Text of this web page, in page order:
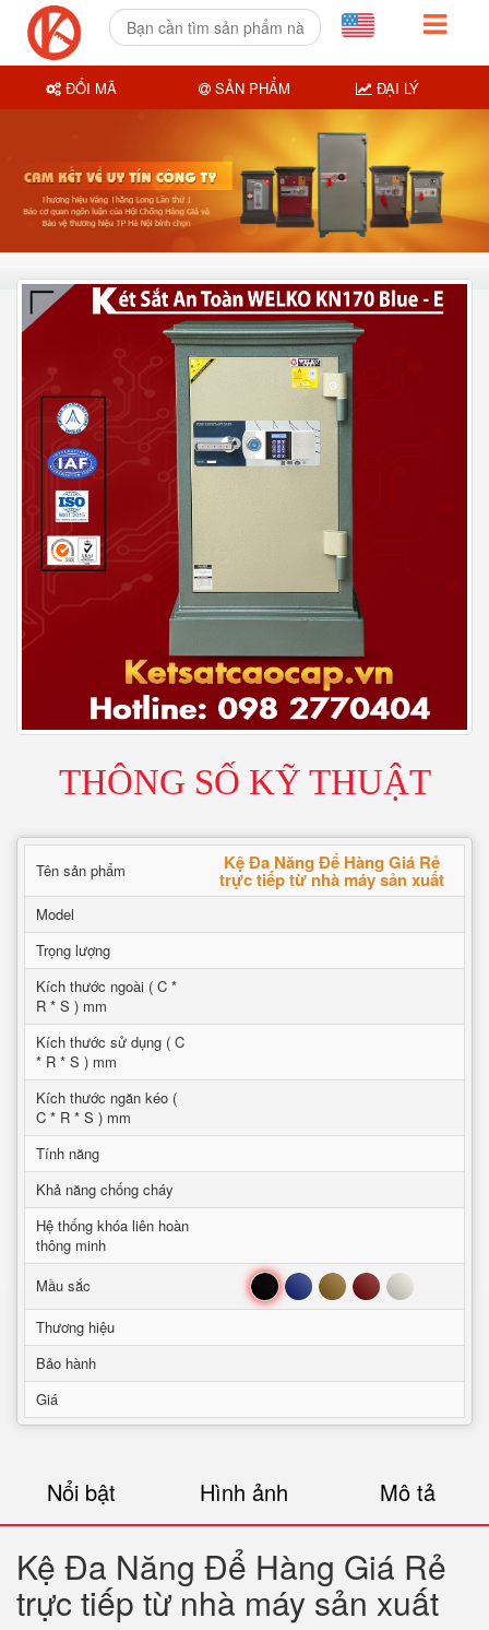
THÔNG SỐ KỸ THUẬT
Tên sản phẩm Kệ Đa Năng Để Hàng Giá Rẻ
trực tiếp từ nhà máy sản xuất
Model
Trọng lượng
Kích thước ngoài ( C *
R * S ) mm
Kích thước sử dụng ( C
* R * S ) mm
Kích thước ngăn kéo (
C * R * S ) mm
Tính năng
Khả năng chống cháy
Hệ thống khóa liên hoàn
thông minh
Mầu sắc
Đen Xanh Nâu Đỏ Trắng
Thương hiệu
Bảo hành
Giá
Nổi bật Hình ảnh Mô tả
Kệ Đa Năng Để Hàng Giá Rẻ
trực tiếp từ nhà máy sản xuất
ĐỔI MÃ SẢN PHẨM ĐẠI LÝ